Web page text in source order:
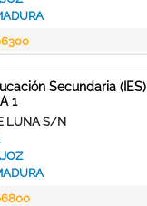
Secundaria (IES)
1
LUNA S/N